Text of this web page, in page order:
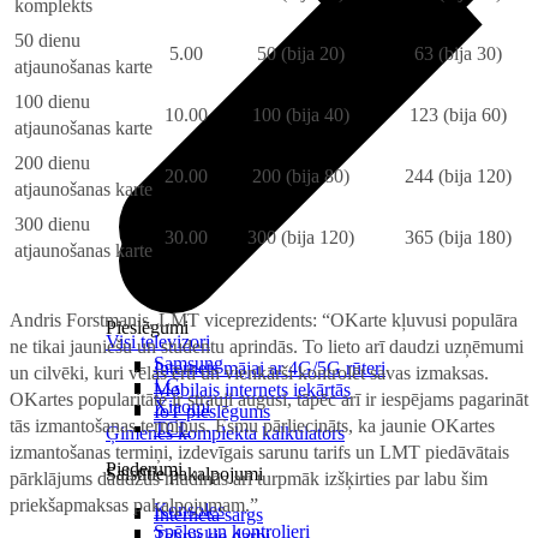
Pieslēgumi
Internets mājai ar 4G/5G rūteri
Mobilais internets iekārtās
IoT pieslēgums
Ģimenes komplekta kalkulators
Saistītie pakalpojumi
Interneta sargs
Visi televizori
Samsung
LG
Xiaomi
TCL
Piederumi
Konsoles
Spēles un kontrolieri
komplekts
50 dienu
atjaunošanas karte
5.00 50 (bija 20) 63 (bija 30)
100 dienu
atjaunošanas karte
10.00 100 (bija 40) 123 (bija 60)
200 dienu
atjaunošanas karte
20.00 200 (bija 80) 244 (bija 120)
300 dienu
atjaunošanas karte
30.00 300 (bija 120) 365 (bija 180)
Andris Forstmanis, LMT viceprezidents: “OKarte kļuvusi populāra
ne tikai jauniešu un studentu aprindās. To lieto arī daudzi uzņēmumi
un cilvēki, kuri vēlas ērti un vienkārši kontrolēt savas izmaksas.
OKartes popularitāte ir strauji augusi, tāpēc arī ir iespējams pagarināt
tās izmantošanas termiņus. Esmu pārliecināts, ka jaunie OKartes
izmantošanas termiņi, izdevīgais sarunu tarifs un LMT piedāvātais
pārklājums daudzus mudinās arī turpmāk izšķirties par labu šim
priekšapmaksas pakalpojumam.”